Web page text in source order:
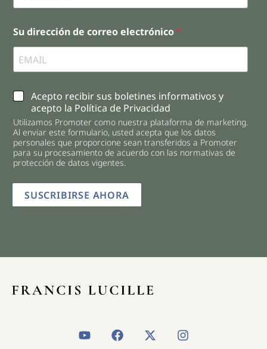
Su dirección de correo electrónico *
C
e
c
k
b
o
e
*
Acepto recibir sus boletines informativos y
acepto la Política de Privacidad
Utilizamos Promoter como nuestra plataforma de marketing.
Al enviar este formulario, usted acepta que los datos
personales que proporcione sean transferidos a Promoter
para su procesamiento de acuerdo con las normativas de
protección de datos vigentes.
SUSCRIBIRSE AHORA
Y
o
F
a
X
-
I
n